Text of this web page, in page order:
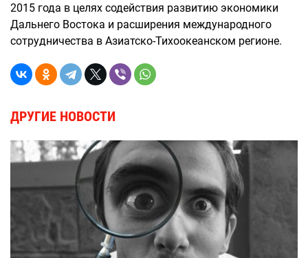
2015 года в целях содействия развитию экономики
Дальнего Востока и расширения международного
сотрудничества в Азиатско-Тихоокеанском регионе.
ДРУГИЕ НОВОСТИ